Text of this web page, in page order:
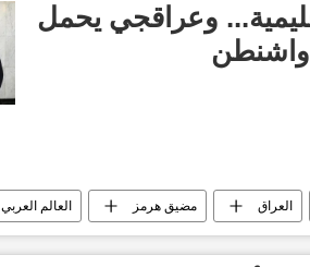
وعراقجي يحمل
واشنطن
العراق مضيق هرمز العالم العربي